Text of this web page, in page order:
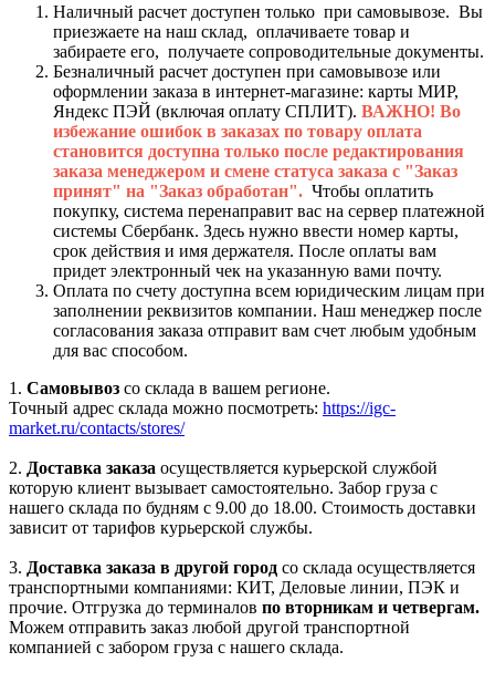
Наличный расчет доступен только при самовывозе. Вы
приезжаете на наш склад, оплачиваете товар и
забираете его, получаете сопроводительные документы.
Безналичный расчет доступен при самовывозе или
оформлении заказа в интернет-магазине: карты МИР,
Яндекс ПЭЙ (включая оплату СПЛИТ). ВАЖНО! Во
избежание ошибок в заказах по товару оплата
становится доступна только после редактирования
заказа менеджером и смене статуса заказа с "Заказ
принят" на "Заказ обработан". Чтобы оплатить
покупку, система перенаправит вас на сервер платежной
системы Сбербанк. Здесь нужно ввести номер карты,
срок действия и имя держателя. После оплаты вам
придет электронный чек на указанную вами почту.
Оплата по счету доступна всем юридическим лицам при
заполнении реквизитов компании. Наш менеджер после
согласования заказа отправит вам счет любым удобным
для вас способом.
1. Самовывоз со склада в вашем регионе.
Точный адрес склада можно посмотреть: https://igc-
market.ru/contacts/stores/
2. Доставка заказа осуществляется курьерской службой
которую клиент вызывает самостоятельно. Забор груза с
нашего склада по будням с 9.00 до 18.00. Стоимость доставки
зависит от тарифов курьерской службы.
3. Доставка заказа в другой город со склада осуществляется
транспортными компаниями: КИТ, Деловые линии, ПЭК и
прочие. Отгрузка до терминалов по вторникам и четвергам.
Можем отправить заказ любой другой транспортной
компанией с забором груза с нашего склада.